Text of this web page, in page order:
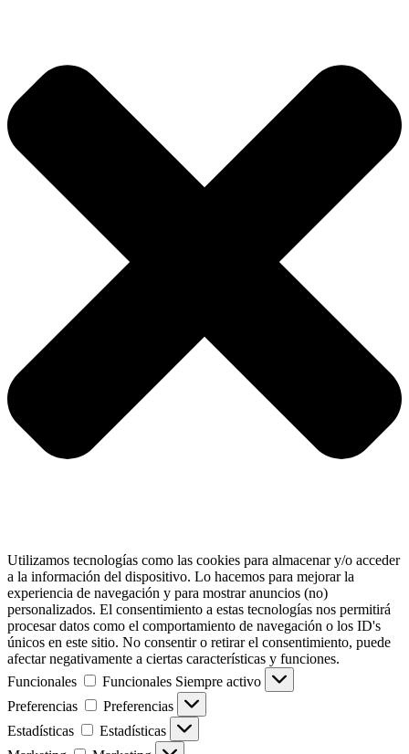
Utilizamos tecnologías como las cookies para almacenar y/o acceder
a la información del dispositivo. Lo hacemos para mejorar la
experiencia de navegación y para mostrar anuncios (no)
personalizados. El consentimiento a estas tecnologías nos permitirá
procesar datos como el comportamiento de navegación o los ID's
únicos en este sitio. No consentir o retirar el consentimiento, puede
afectar negativamente a ciertas características y funciones.
Funcionales
Funcionales Siempre activo
Preferencias
Preferencias
Estadísticas
Estadísticas